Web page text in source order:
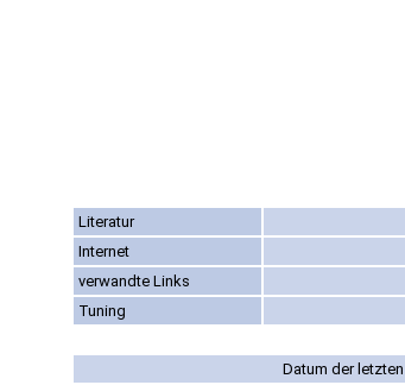
Literatur
Internet
verwandte Links
Tuning
Datum der